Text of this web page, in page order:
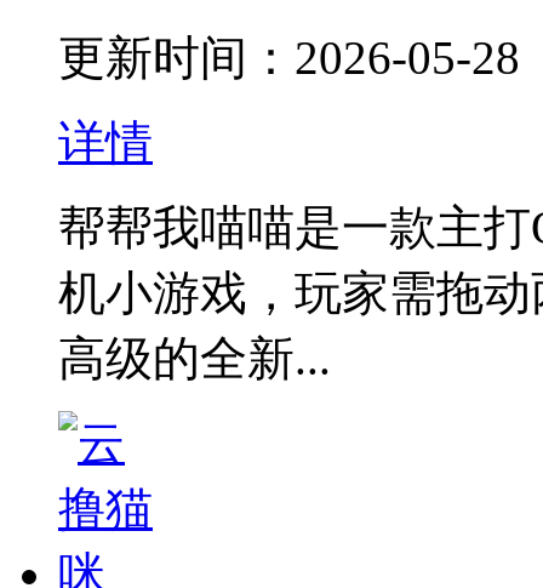
更新时间：2026-05-28
详情
帮帮我喵喵是一款主
机小游戏，玩家需拖
高级的全新...